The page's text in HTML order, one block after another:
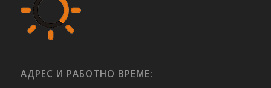
АДРЕС И РАБОТНО ВРЕМЕ: